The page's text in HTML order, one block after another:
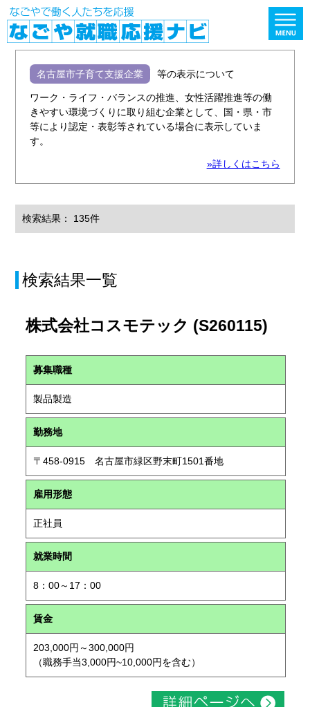
名古屋市子育て支援企業 等の表示について
ワーク・ライフ・バランスの推進、女性活躍推進等の働
きやすい環境づくりに取り組む企業として、国・県・市
等により認定・表彰等されている場合に表示していま
す。
»詳しくはこちら
検索結果： 135件
検索結果一覧
株式会社コスモテック (S260115)
募集職種
製品製造
勤務地
〒458-0915 名古屋市緑区野末町1501番地
雇用形態
正社員
就業時間
8：00～17：00
賃金
203,000円～300,000円
（職務手当3,000円~10,000円を含む）